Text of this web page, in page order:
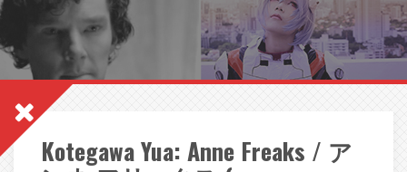
Kotegawa Yua: Anne Freaks / ア